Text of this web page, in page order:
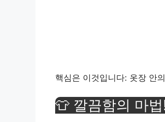
핵심은 이것입니다: 옷장 안
👕 깔끔함의 마법